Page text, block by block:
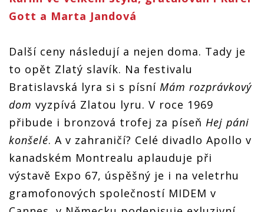
Gott a Marta Jandová
Další ceny následují a nejen doma. Tady je
to opět Zlatý slavík. Na festivalu
Bratislavská lyra si s písní Mám rozprávkový
dom vyzpívá Zlatou lyru. V roce 1969
přibude i bronzová trofej za píseň Hej páni
konšelé. A v zahraničí? Celé divadlo Apollo v
kanadském Montrealu aplauduje při
výstavě Expo 67, úspěšný je i na veletrhu
gramofonových společností MIDEM v